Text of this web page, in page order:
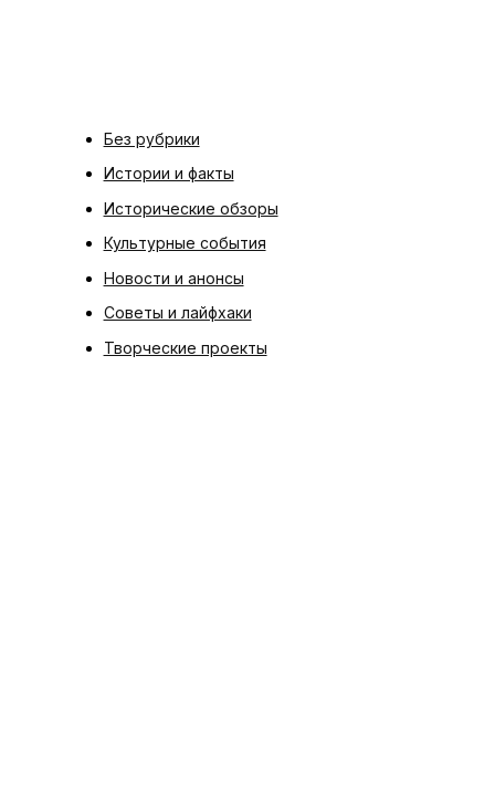
Без рубрики
Истории и факты
Исторические обзоры
Культурные события
Новости и анонсы
Советы и лайфхаки
Творческие проекты